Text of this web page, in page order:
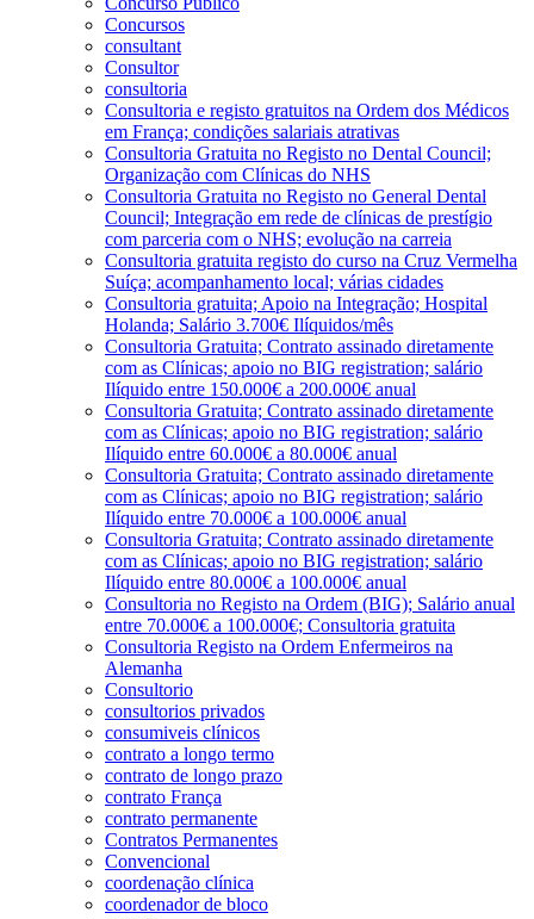
Concursos
consultant
Consultor
consultoria
Consultoria e registo gratuitos na Ordem dos Médicos
em França; condições salariais atrativas
Consultoria Gratuita no Registo no Dental Council;
Organização com Clínicas do NHS
Consultoria Gratuita no Registo no General Dental
Council; Integração em rede de clínicas de prestígio
com parceria com o NHS; evolução na carreia
Consultoria gratuita registo do curso na Cruz Vermelha
Suíça; acompanhamento local; várias cidades
Consultoria gratuita; Apoio na Integração; Hospital
Holanda; Salário 3.700€ Ilíquidos/mês
Consultoria Gratuita; Contrato assinado diretamente
com as Clínicas; apoio no BIG registration; salário
Ilíquido entre 150.000€ a 200.000€ anual
Consultoria Gratuita; Contrato assinado diretamente
com as Clínicas; apoio no BIG registration; salário
Ilíquido entre 60.000€ a 80.000€ anual
Consultoria Gratuita; Contrato assinado diretamente
com as Clínicas; apoio no BIG registration; salário
Ilíquido entre 70.000€ a 100.000€ anual
Consultoria Gratuita; Contrato assinado diretamente
com as Clínicas; apoio no BIG registration; salário
Ilíquido entre 80.000€ a 100.000€ anual
Consultoria no Registo na Ordem (BIG); Salário anual
entre 70.000€ a 100.000€; Consultoria gratuita
Consultoria Registo na Ordem Enfermeiros na
Alemanha
Consultorio
consultorios privados
consumiveis clínicos
contrato a longo termo
contrato de longo prazo
contrato França
contrato permanente
Contratos Permanentes
Convencional
coordenação clínica
coordenador de bloco